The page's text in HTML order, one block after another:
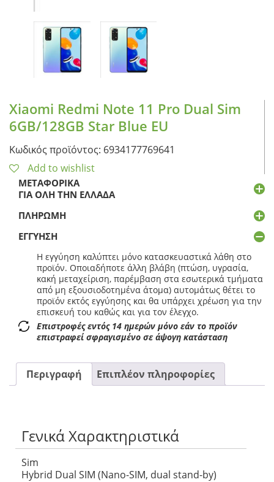
Xiaomi Redmi Note 11 Pro Dual Sim
6GB/128GB Star Blue EU
Κωδικός προϊόντος: 6934177769641
Add to wishlist
ΜΕΤΑΦΟΡΙΚΆ
ΓΙΑ ΌΛΗ ΤΗΝ ΕΛΛΆΔΑ
ΠΛΗΡΩΜΉ
ΕΓΓΎΗΣΗ
Η εγγύηση καλύπτει μόνο κατασκευαστικά λάθη στο
προϊόν. Οποιαδήποτε άλλη βλάβη (πτώση, υγρασία,
κακή μεταχείριση, παρέμβαση στα εσωτερικά τμήματα
από μη εξουσιοδοτημένα άτομα) αυτομάτως θέτει το
προϊόν εκτός εγγύησης και θα υπάρχει χρέωση για την
επισκευή του καθώς και για τον έλεγχο.
Επιστροφές εντός 14 ημερών μόνο εάν το προϊόν
επιστραφεί σφραγισμένο σε άψογη κατάσταση
Περιγραφή Επιπλέον πληροφορίες
Γενικά Χαρακτηριστικά
Sim
Hybrid Dual SIM (Nano-SIM, dual stand-by)